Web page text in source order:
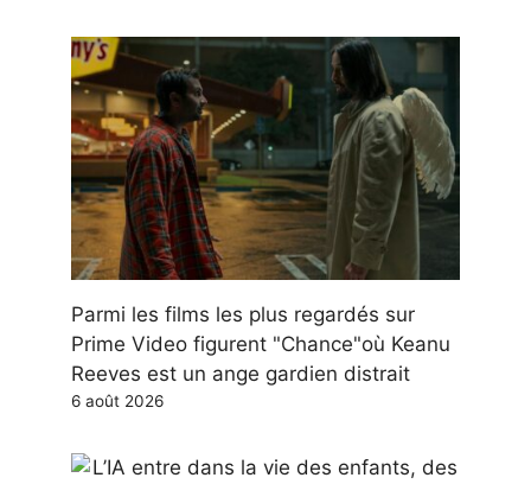
Parmi les films les plus regardés sur
Prime Video figurent "Chance"où Keanu
Reeves est un ange gardien distrait
6 août 2026